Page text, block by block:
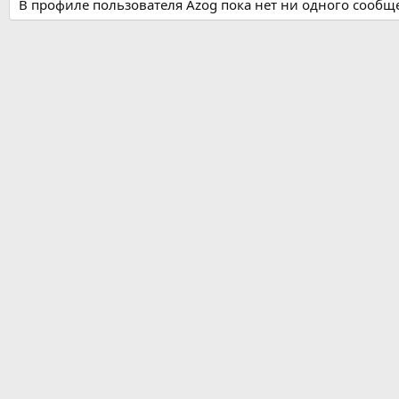
В профиле пользователя Azog пока нет ни одного